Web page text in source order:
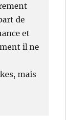
de
et
il ne
mais